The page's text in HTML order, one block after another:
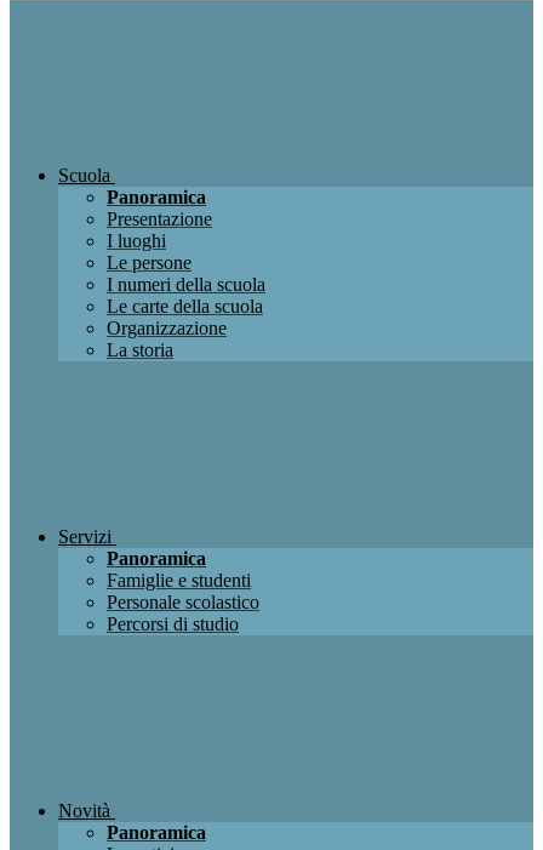
Scuola
Panoramica
Presentazione
I luoghi
Le persone
I numeri della scuola
Le carte della scuola
Organizzazione
La storia
Servizi
Panoramica
Famiglie e studenti
Personale scolastico
Percorsi di studio
Novità
Panoramica